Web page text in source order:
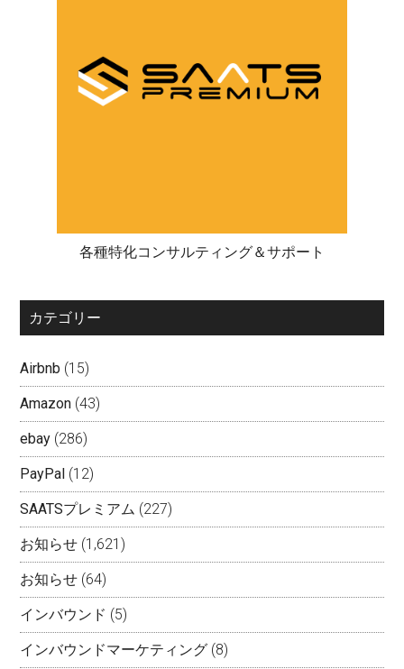
各種特化コンサルティング＆サポート
カテゴリー
Airbnb (15)
Amazon (43)
ebay (286)
PayPal (12)
SAATSプレミアム (227)
お知らせ (1,621)
お知らせ (64)
インバウンド (5)
インバウンドマーケティング (8)